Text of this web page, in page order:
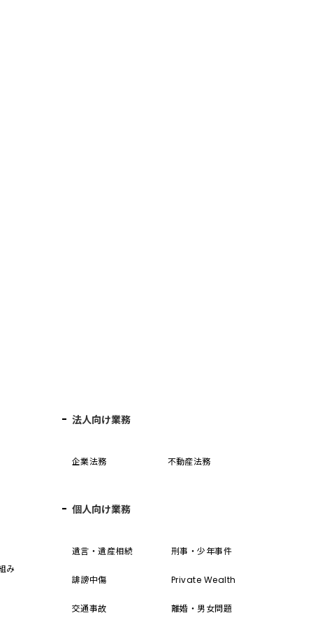
み
法人向け業務
企業法務 不動産法務
個人向け業務
遺言・遺産相続 刑事・少年事件
誹謗中傷 Private Wealth
交通事故 離婚・男女問題